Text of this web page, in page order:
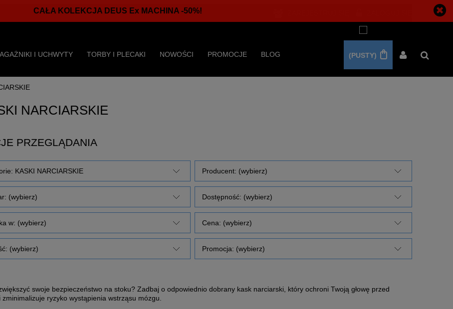
CAŁA KOLEKCJA DEUS Ex MACHINA -50%!
(PUSTY)
I UCHWYTY TORBY I PLECAKI NOWOŚCI PROMOCJE BLOG
NARCIARSKIE
PRZEGLĄDANIA
KASKI NARCIARSKIE Producent: (wybierz)
(wybierz) Dostępność: (wybierz)
w: (wybierz) Cena: (wybierz)
(wybierz) Promocja: (wybierz)
swoje bezpieczeństwo na stoku? Zadbaj o odpowiednio dobrany kask narciarski, który ochroni Twoją głowę przed
zminimalizuje ryzyko wystąpienia wstrząsu mózgu.